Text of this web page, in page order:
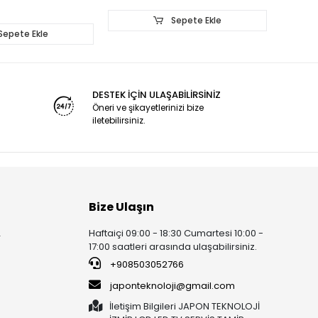
Ekle
Sepete Ekle
DESTEK İÇİN ULAŞABİLİRSİNİZ
Öneri ve şikayetlerinizi bize
iletebilirsiniz.
Bize Ulaşın
Haftaiçi 09:00 - 18:30 Cumartesi 10:00 -
17:00 saatleri arasında ulaşabilirsiniz.
+908503052766
japonteknoloji@gmail.com
İletişim Bilgileri JAPON TEKNOLOJİ